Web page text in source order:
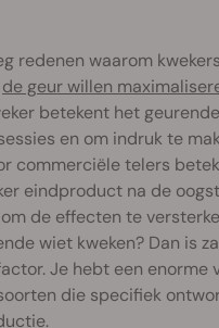
redenen waarom
de geur willen
betekent het
en om indruk te
commerciële telers
eindproduct na de
de effecten te
wiet kweken? Dan is
Je hebt een enorme
die specifiek